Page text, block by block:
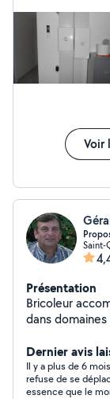
Voir
Saint-
Présentation
Bricoleur
dans domaines divers et variés, prioritairement dans
domaine.
soigné.
Dernier avis
Il y a plus de 6 mois
refuse de se
essence que le